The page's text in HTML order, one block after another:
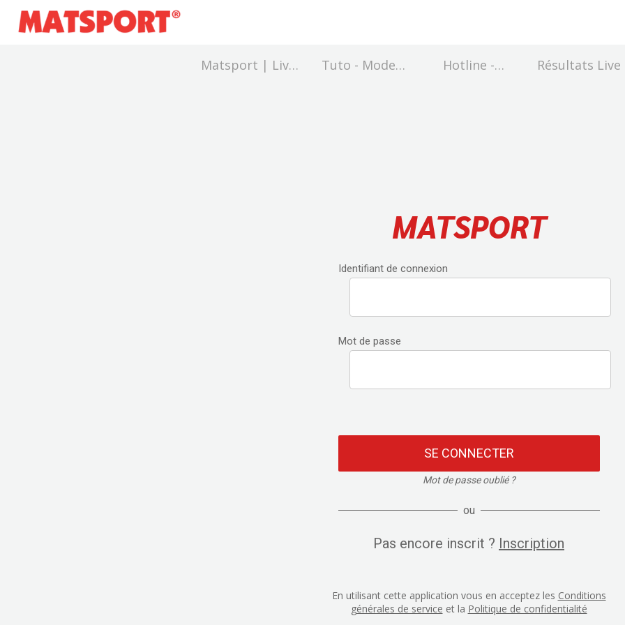
Matsport | Live
Tuto - Mode
Hotline -
Résultats Live
MATSPORT
Identifiant de connexion
Mot de passe
SE CONNECTER
Mot de passe oublié ?
ou
Pas encore inscrit ? Inscription
En utilisant cette application vous en acceptez les Conditions
générales de service et la Politique de confidentialité